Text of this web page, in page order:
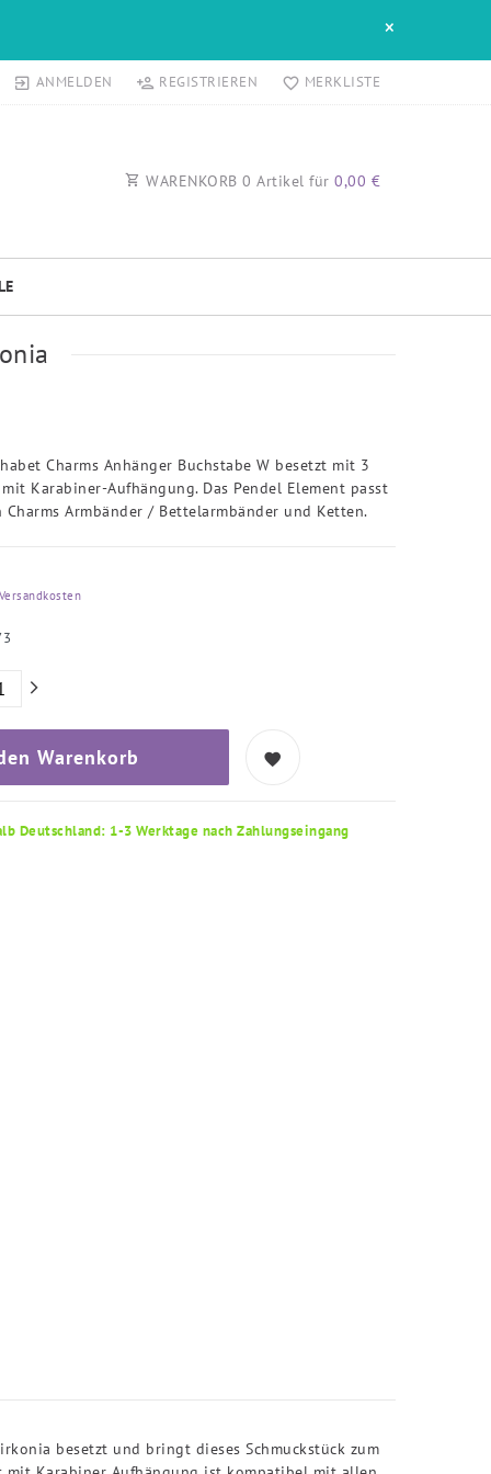
×
ANMELDEN REGISTRIEREN MERKLISTE
WARENKORB 0 Artikel für 0,00 €
Charms Anhänger Buchstabe W besetzt mit 3
Karabiner-Aufhängung. Das Pendel Element passt
Armbänder / Bettelarmbänder und Ketten.
Warenkorb
Deutschland: 1-3 Werktage nach Zahlungseingang
besetzt und bringt dieses Schmuckstück zum